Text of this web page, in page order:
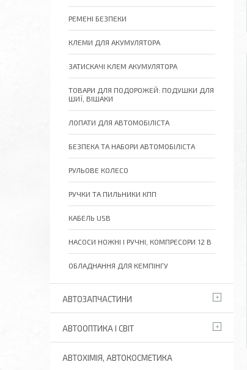
РЕМЕНІ БЕЗПЕКИ
КЛЕМИ ДЛЯ АКУМУЛЯТОРА
ЗАТИСКАЧІ КЛЕМ АКУМУЛЯТОРА
ТОВАРИ ДЛЯ ПОДОРОЖЕЙ: ПОДУШКИ ДЛЯ
ШИЇ, ВІШАКИ
ЛОПАТИ ДЛЯ АВТОМОБІЛІСТА
БЕЗПЕКА ТА НАБОРИ АВТОМОБІЛІСТА
РУЛЬОВЕ КОЛЕСО
РУЧКИ ТА ПИЛЬНИКИ КПП
КАБЕЛЬ USB
НАСОСИ НОЖНІ І РУЧНІ, КОМПРЕСОРИ 12 В
ОБЛАДНАННЯ ДЛЯ КЕМПІНГУ
АВТОЗАПЧАСТИНИ
АВТООПТИКА І СВІТ
АВТОХІМІЯ, АВТОКОСМЕТИКА